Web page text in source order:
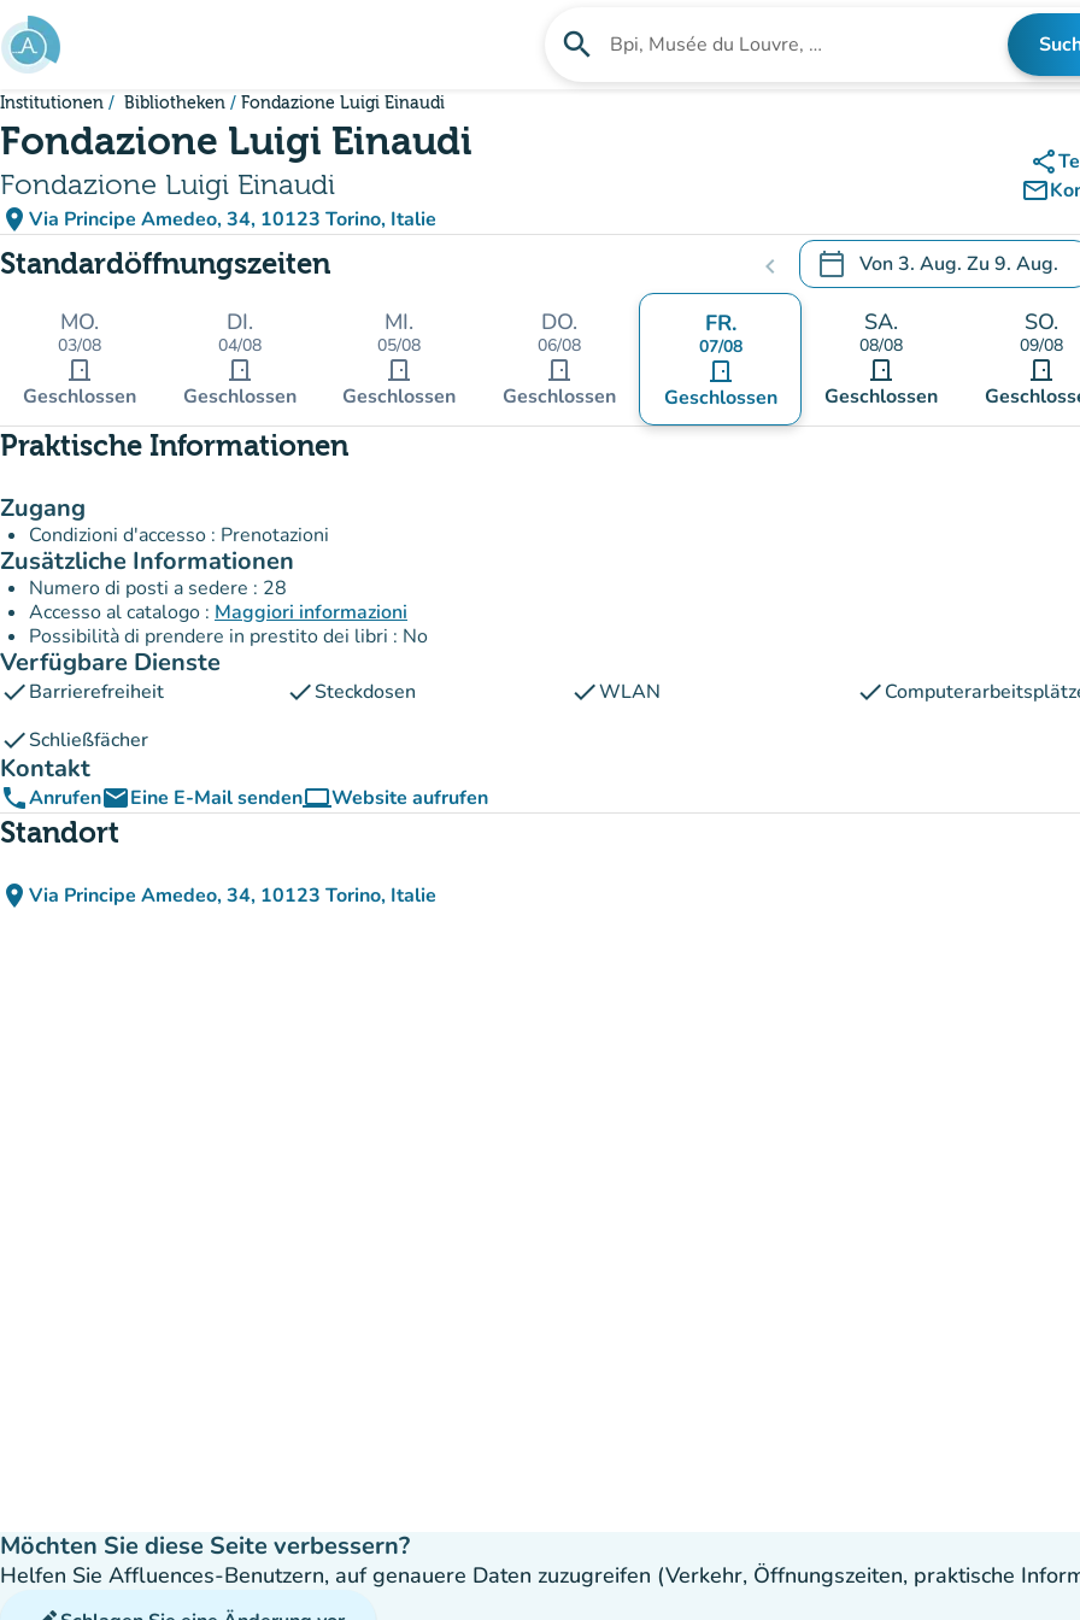
Gehe zum Hauptinhalt
search Suche nach einer Einrichtung
Institutionen Bibliotheken Fondazione Luigi Einaudi
Fondazione Luigi Einaudi
Fondazione Luigi Einaudi
place Via Principe Amedeo, 34, 10123 Torino, Italie
(in Google Maps öffnen)
(new tab)
share
mail_outline
Standardöffnungszeiten chevron_left calendar_today Von3. Aug. Zu 9. Aug.
.Öffnen Sie den Kalender,
MO.
03/08
door_front
Geschlossen
DI.
04/08
door_front
Geschlossen
MI.
05/08
door_front
Geschlossen
DO.
06/08
door_front
Geschlossen
FR.
07/08
door_front
Geschlossen
SA.
08/08
door_front
Geschlossen
SO.
09/08
door_front
Praktische Informationen
Zugang
Condizioni d'accesso : Prenotazioni
Zusätzliche Informationen
Numero di posti a sedere : 28
Accesso al catalogo : Maggiori informazioni
Possibilità di prendere in prestito dei libri : No
Verfügbare Dienste
checkBarrierefreiheit checkSteckdosen checkWLAN check
checkSchließfächer
Kontakt
phoneAnrufenemailEine E-Mail sendencomputerWebsite aufrufen
(new tab)
Standort
place Via Principe Amedeo, 34, 10123 Torino, Italie
(in Google Maps öffnen)
(new tab)
Möchten Sie diese Seite verbessern?
Helfen Sie Affluences-Benutzern, auf genauere Daten zuzugreifen (Verkehr, Öffnungszeiten, praktische